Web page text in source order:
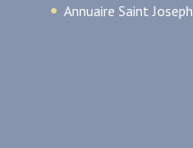
Annuaire Saint Joseph